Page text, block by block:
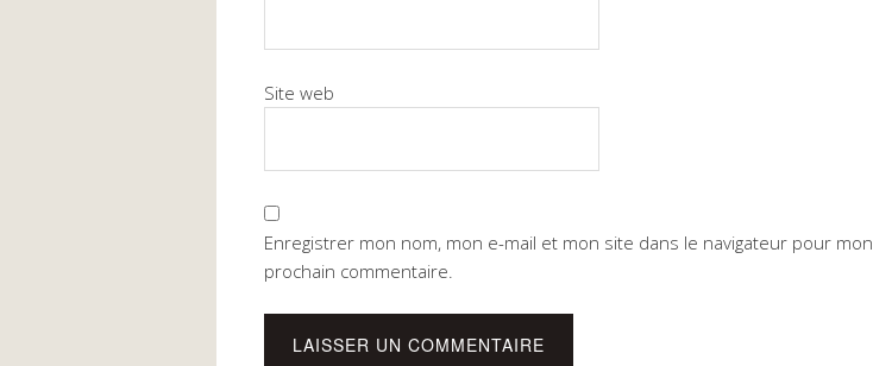
Site web
Enregistrer mon nom, mon e-mail et mon site dans le navigateur pour mon
prochain commentaire.